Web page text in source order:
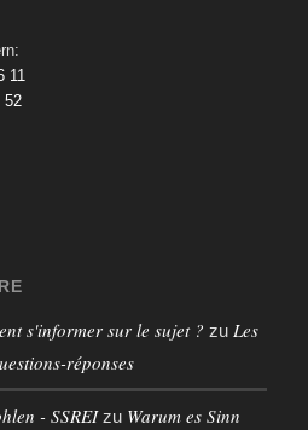
11
52
s'informer sur le sujet ? zu Les
réponses
- SSREIzu Warum es Sinn